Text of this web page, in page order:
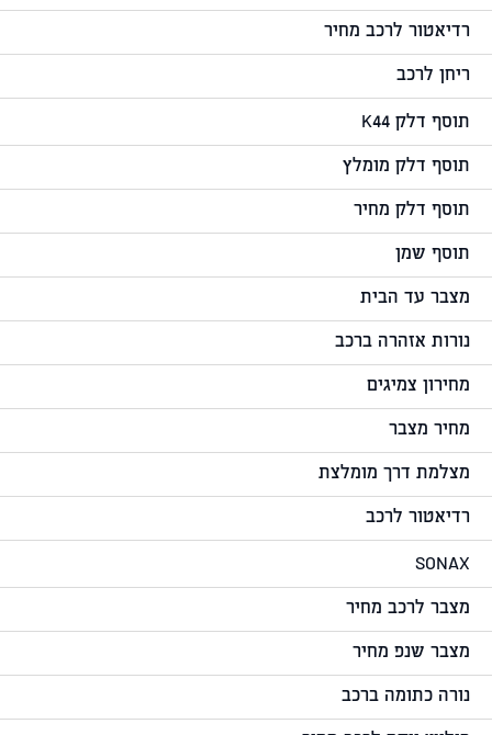
רדיאטור לרכב מחיר
ריחן לרכב
תוסף דלק K44
תוסף דלק מומלץ
תוסף דלק מחיר
תוסף שמן
מצבר עד הבית
נורות אזהרה ברכב
מחירון צמיגים
מחיר מצבר
מצלמת דרך מומלצת
רדיאטור לרכב
SONAX
מצבר לרכב מחיר
מצבר שנפ מחיר
נורה כתומה ברכב